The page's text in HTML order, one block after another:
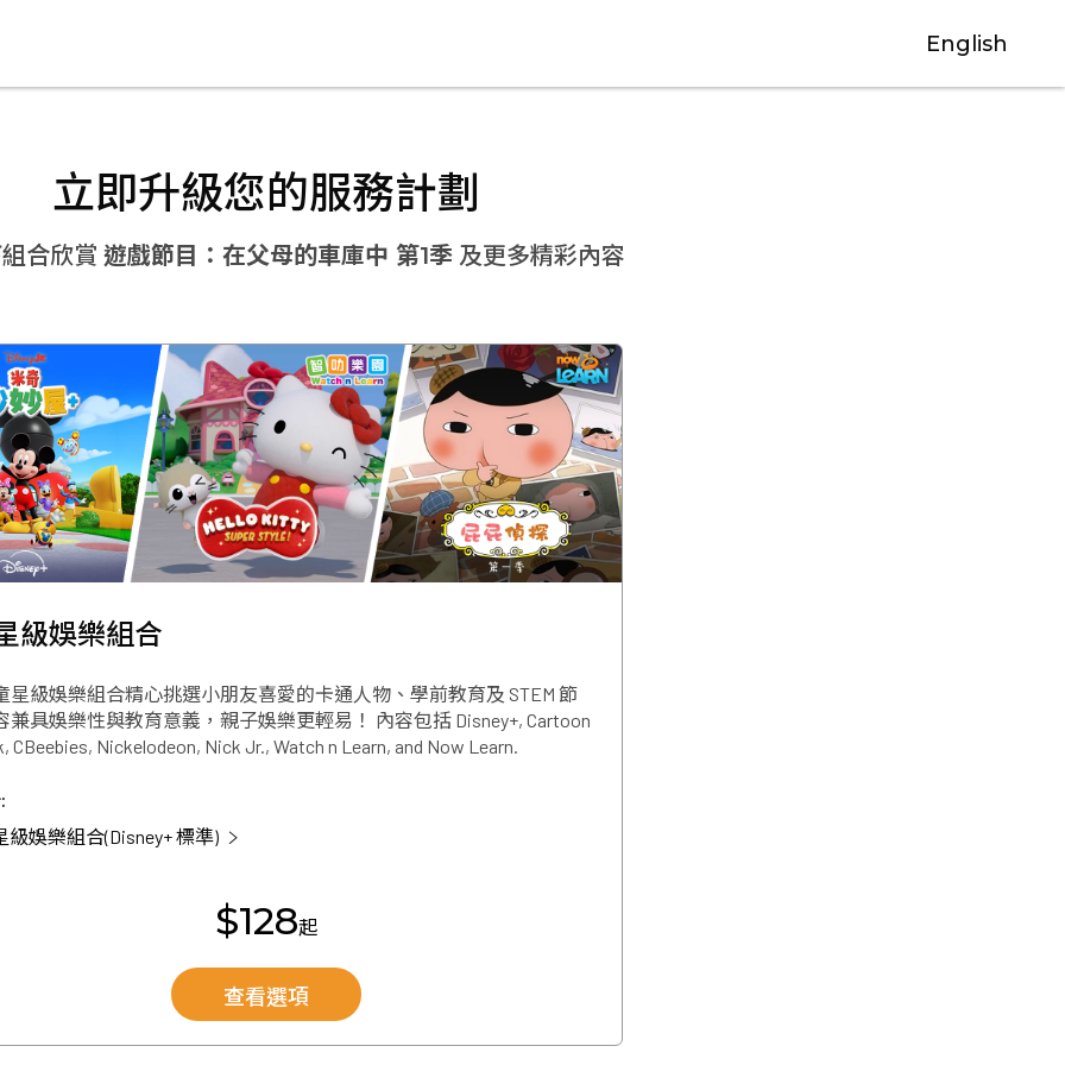
English
立即升級您的服務計劃
合欣賞 遊戲節目：在父母的車庫中 第1季 及更多精彩內容
級娛樂組合
星級娛樂組合精心挑選小朋友喜愛的卡通人物、學前教育及 STEM 節
兼具娛樂性與教育意義，親子娛樂更輕易！ 內容包括 Disney+, Cartoon
CBeebies, Nickelodeon, Nick Jr., Watch n Learn, and Now Learn.
級娛樂組合(Disney+ 標準)
$128起
查看選項
關閉